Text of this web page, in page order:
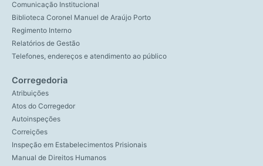
Comunicação Institucional
Biblioteca Coronel Manuel de Araújo Porto
Regimento Interno
Relatórios de Gestão
Telefones, endereços e atendimento ao público
Corregedoria
Atribuições
Atos do Corregedor
Autoinspeções
Correições
Inspeção em Estabelecimentos Prisionais
Manual de Direitos Humanos